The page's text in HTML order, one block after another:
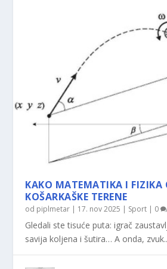
KAKO MATEMATIKA I FIZIKA
KOŠARKAŠKE TERENE
od piplmetar | 17. nov 2025 | Sport | 0
Gledali ste tisuće puta: igrač
savija koljena i šutira… A onda,